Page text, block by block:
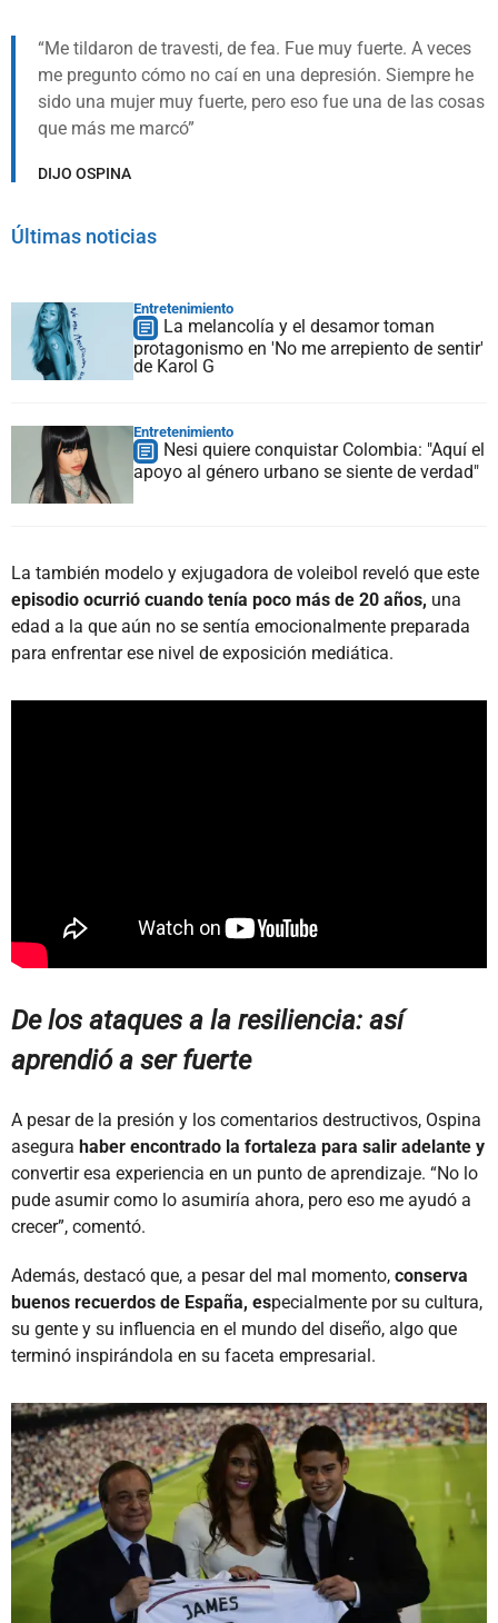
Me tildaron de travesti, de fea. Fue muy fuerte. A veces
me pregunto cómo no caí en una depresión. Siempre he
sido una mujer muy fuerte, pero eso fue una de las cosas
que más me marcó
DIJO OSPINA
Últimas noticias
Entretenimiento
La melancolía y el desamor toman
protagonismo en 'No me arrepiento de sentir'
de Karol G
Entretenimiento
Nesi quiere conquistar Colombia: "Aquí el
apoyo al género urbano se siente de verdad"
La también modelo y exjugadora de voleibol reveló que este
episodio ocurrió cuando tenía poco más de 20 años, una
edad a la que aún no se sentía emocionalmente preparada
para enfrentar ese nivel de exposición mediática.
De los ataques a la resiliencia: así
aprendió a ser fuerte
A pesar de la presión y los comentarios destructivos, Ospina
asegura haber encontrado la fortaleza para salir adelante y
convertir esa experiencia en un punto de aprendizaje. “No lo
pude asumir como lo asumiría ahora, pero eso me ayudó a
crecer”, comentó.
Además, destacó que, a pesar del mal momento, conserva
buenos recuerdos de España, especialmente por su cultura,
su gente y su influencia en el mundo del diseño, algo que
terminó inspirándola en su faceta empresarial.